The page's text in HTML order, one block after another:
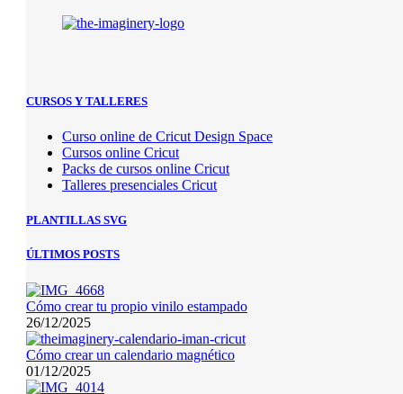
CURSOS Y TALLERES
Curso online de Cricut Design Space
Cursos online Cricut
Packs de cursos online Cricut
Talleres presenciales Cricut
PLANTILLAS SVG
ÚLTIMOS POSTS
Cómo crear tu propio vinilo estampado
26/12/2025
Cómo crear un calendario magnético
01/12/2025